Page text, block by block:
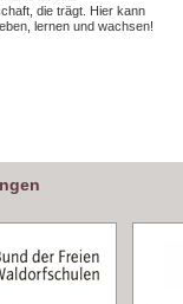
die trägt. Hier kann
lernen und wachsen!